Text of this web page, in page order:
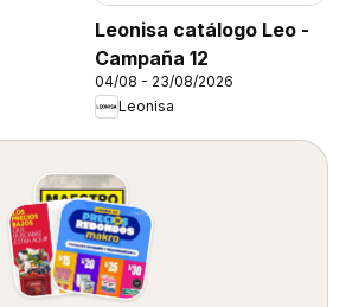
Leonisa catálogo Leo -
Campaña 12
04/08 - 23/08/2026
Leonisa